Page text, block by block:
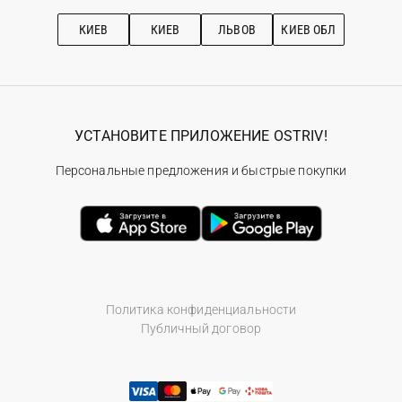
Рекомендации по уходу
КИЕВ КИЕВ ЛЬВОВ КИЕВ ОБЛ
Политика конфиденциальности
Публичный договор
УСТАНОВИТЕ ПРИЛОЖЕНИЕ OSTRIV!
Персональные предложения и быстрые покупки